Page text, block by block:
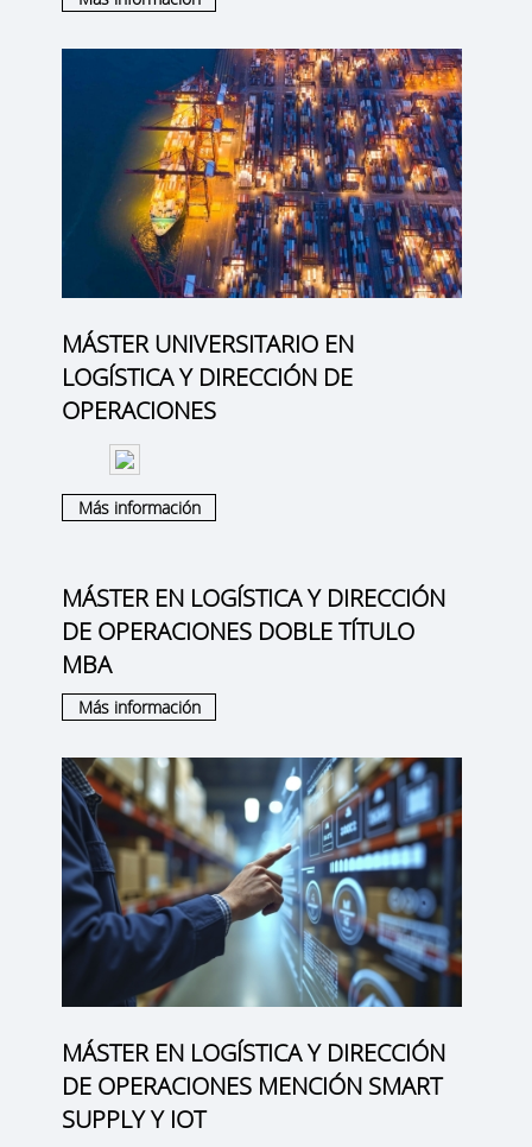
MÁSTER UNIVERSITARIO EN
LOGÍSTICA Y DIRECCIÓN DE
OPERACIONES
Más información
MÁSTER EN LOGÍSTICA Y DIRECCIÓN
DE OPERACIONES DOBLE TÍTULO
MBA
Más información
MÁSTER EN LOGÍSTICA Y DIRECCIÓN
DE OPERACIONES MENCIÓN SMART
SUPPLY Y IOT